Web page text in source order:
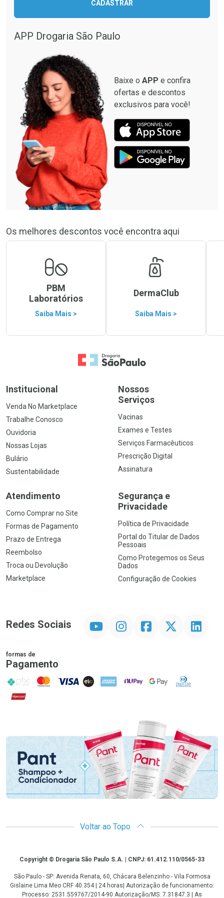
CADASTRAR
APP Drogaria São Paulo
Baixe o APP e confira
ofertas e descontos
exclusivos para você!
Os melhores descontos você encontra aqui
PBM
Laboratórios
Saiba Mais >
DermaClub
Saiba Mais >
Ir para a Home
Institucional
Venda No Marketplace
Trabalhe Conosco
Ouvidoria
Nossas Lojas
Bulário
Sustentabilidade
Nossos
Serviços
Vacinas
Exames e Testes
Serviços Farmacêuticos
Prescrição Digital
Assinatura
Atendimento
Como Comprar no Site
Formas de Pagamento
Prazo de Entrega
Reembolso
Troca ou Devolução
Marketplace
Segurança e
Privacidade
Política de Privacidade
Portal do Titular de Dados
Pessoais
Como Protegemos os Seus
Dados
Configuração de Cookies
Redes Sociais InstagramFacebookTwitter Linkedin
formas de
Pagamento
PIX MasterCard
VISA ELO AMEX NuPay Google PayDiners Club
Hipercard
Promoção em Destaque
Voltar ao Topo
CopyrightCopyright © Drogaria São Paulo S.A. | CNPJ: 61.412.110/0565-33
São Paulo - SP: Avenida Renata, 60, Chácara Belenzinho - Vila Formosa
Gislaine Lima Meo CRF 40.354 | 24 horas| Autorização de funcionamento:
Processo: 2531.559767/2014-90 Autorização/MS: 7.31847.3 | As